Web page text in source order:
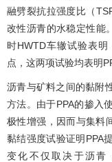
融劈裂抗拉强度比（
改性沥青的水稳定性能
时HWTD车辙试验表
点，这两项试验均表明
沥青与矿料之间的黏附
方法。由于PPA的掺入
极性增强，因而与集料
黏结强度试验证明PPA
变化不仅取决于沥青